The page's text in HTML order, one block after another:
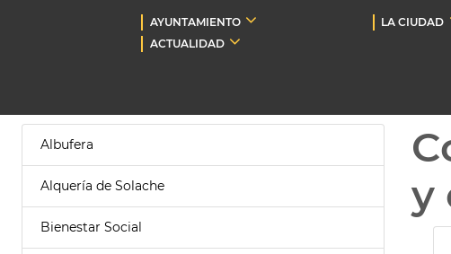
AYUNTAMIENTO LA CIUDAD
ACTUALIDAD
Albufera
Alquería de Solache
Bienestar Social
y